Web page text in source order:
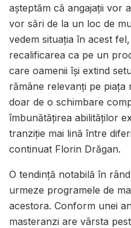
așteptăm că angajații vor
vor sări de la un loc de
vedem situația în acest
recalificarea ca pe un
care oamenii își extind
rămâne relevanți pe
doar de o schimbare
îmbunătățirea abilităților
tranziție mai lină între
continuat Florin Drăgan.
O tendință notabilă în
urmeze programele de
acestora. Conform unei
masteranzi are vârsta